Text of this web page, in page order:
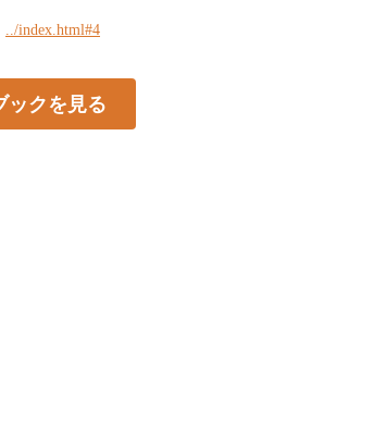
../index.html#4
ックを見る